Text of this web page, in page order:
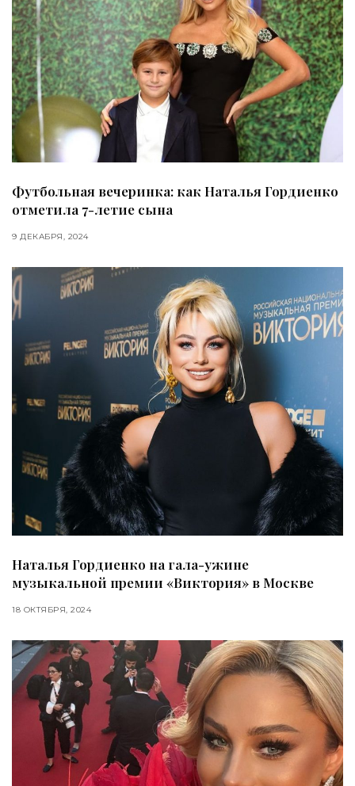
Футбольная вечеринка: как Наталья Гордиенко
отметила 7-летие сына
9 ДЕКАБРЯ, 2024
Наталья Гордиенко на гала-ужине
музыкальной премии «Виктория» в Москве
18 ОКТЯБРЯ, 2024